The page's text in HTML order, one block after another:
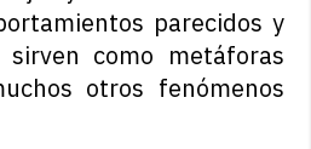
parecidos y
como metáforas
otros fenómenos